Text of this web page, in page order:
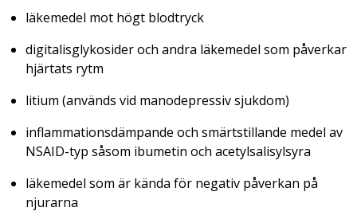
läkemedel mot högt blodtryck
digitalisglykosider och andra läkemedel som påverkar
hjärtats rytm
litium (används vid manodepressiv sjukdom)
inflammationsdämpande och smärtstillande medel av
NSAID-typ såsom ibumetin och acetylsalisylsyra
läkemedel som är kända för negativ påverkan på
njurarna